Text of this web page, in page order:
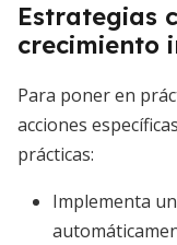
Estrategias
crecimiento
Para poner en
acciones
prácticas:
Implementa